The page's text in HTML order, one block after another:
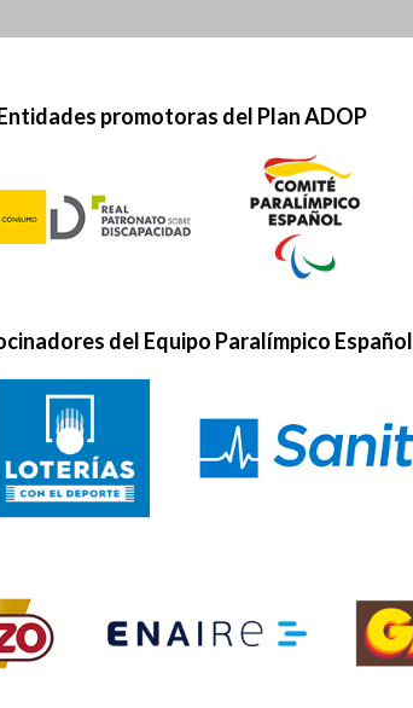
promotoras del Plan ADOP
del Equipo Paralímpico Español